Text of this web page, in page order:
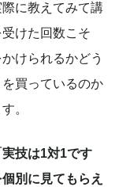
に教えてみて講
けた回数こそ
けられるかどう
買っているのか
。
技は1対1です
別に見てもらえ